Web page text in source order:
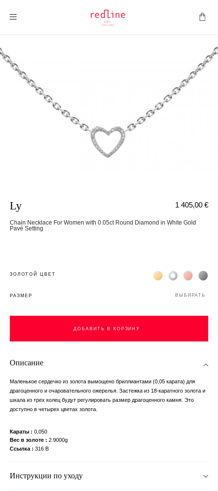
Ly
Chain Necklace For Women with 0.05ct Round Diamond in White Gold
Pavé Setting
1 405,00 €
ЗОЛОТОЙ ЦВЕТ Жёлтое золото 18К
Белое золото
Розовое
РАЗМЕР ВЫБИРАТЬ
ДОБАВИТЬ В КОРЗИНУ
ДОБАВИТЬ В КОРЗИНУ
Описание
Маленькое сердечко из золота вымощено бриллиантами (0,05 карата) для
драгоценного и очаровательного ожерелья. Застежка из 18-каратного золота и
шкала из трех колец будут регулировать размер драгоценного камня. Это
доступно в четырех цветах золота.
Караты
0,050
Вес в золоте
2.9000g
Ссылка
316 B
Инструкции по уходу